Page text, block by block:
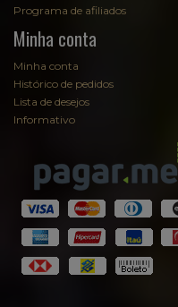
Programa de afiliados
Minha conta
Minha conta
Histórico de pedidos
Lista de desejos
Informativo